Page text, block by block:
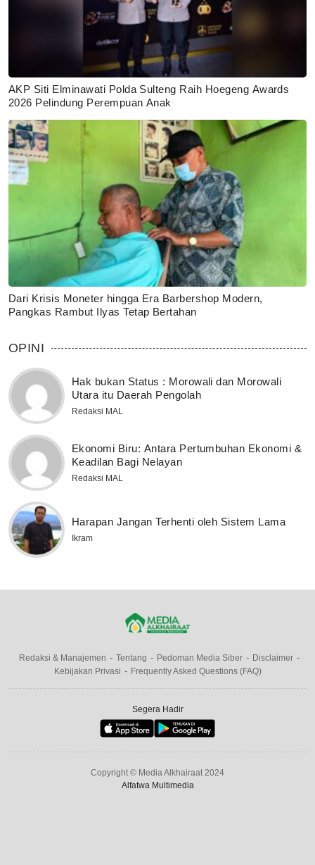
AKP Siti Elminawati Polda Sulteng Raih Hoegeng Awards
2026 Pelindung Perempuan Anak
Dari Krisis Moneter hingga Era Barbershop Modern,
Pangkas Rambut Ilyas Tetap Bertahan
OPINI
Hak bukan Status : Morowali dan Morowali
Utara itu Daerah Pengolah
Redaksi MAL
Ekonomi Biru: Antara Pertumbuhan Ekonomi &
Keadilan Bagi Nelayan
Redaksi MAL
Harapan Jangan Terhenti oleh Sistem Lama
Ikram
Redaksi & Manajemen Tentang Pedoman Media Siber
Disclaimer
Kebijakan Privasi
Frequently Asked Questions (FAQ)
Segera Hadir
Copyright © Media Alkhairaat 2024
Alfatwa Multimedia